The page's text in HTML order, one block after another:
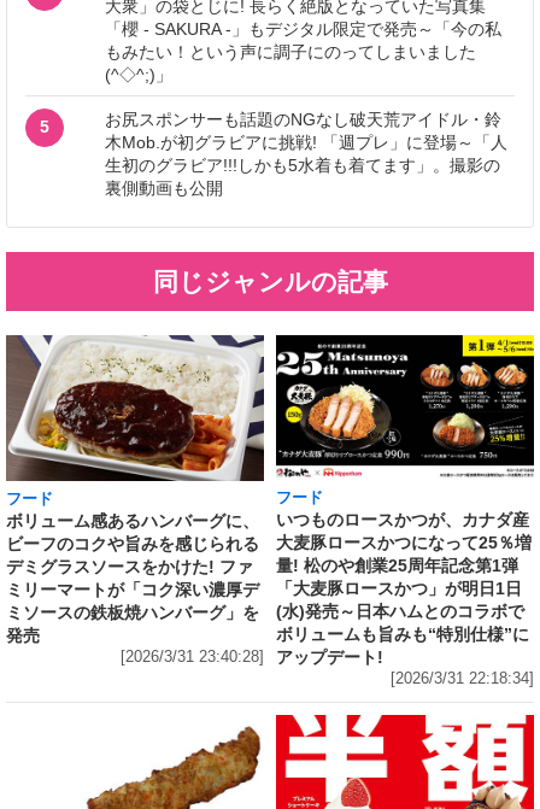
大衆」の袋とじに! 長らく絶版となっていた写真集
「櫻 - SAKURA -」もデジタル限定で発売～「今の私
もみたい！という声に調子にのってしまいました
(^◇^;)」
5
お尻スポンサーも話題のNGなし破天荒アイドル・鈴
木Mob.が初グラビアに挑戦! 「週プレ」に登場～「人
生初のグラビア!!!しかも5水着も着てます」。撮影の
裏側動画も公開
同じジャンルの記事
フード
ボリューム感あるハンバーグに、
ビーフのコクや旨みを感じられる
デミグラスソースをかけた! ファ
ミリーマートが「コク深い濃厚デ
ミソースの鉄板焼ハンバーグ」を
発売
[2026/3/31 23:40:28]
フード
いつものロースかつが、カナダ産
大麦豚ロースかつになって25％増
量! 松のや創業25周年記念第1弾
「大麦豚ロースかつ」が明日1日
(水)発売～日本ハムとのコラボで
ボリュームも旨みも“特別仕様”に
アップデート!
[2026/3/31 22:18:34]